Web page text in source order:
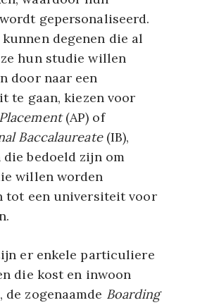
gepersonaliseerd.
degenen die al
hun studie willen
door naar een
te gaan, kiezen voor
(AP) of
Baccalaureate(IB),
die bedoeld zijn om
willen worden
tot een universiteit voor
er enkele particuliere
die kost en inwoon
de zogenaamde Boarding